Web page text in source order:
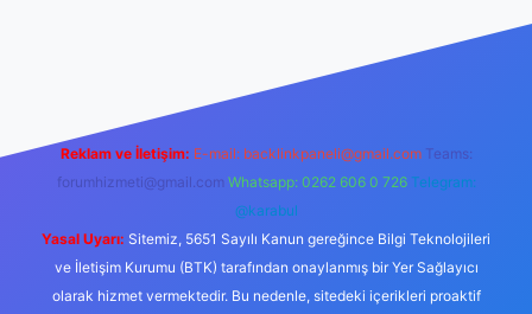
Reklam ve İletişim: E-mail: backlinkpaneli@gmail.com Teams:
forumhizmeti@gmail.com Whatsapp: 0262 606 0 726 Telegram:
@karabul
Yasal Uyarı: Sitemiz, 5651 Sayılı Kanun gereğince Bilgi Teknolojileri
ve İletişim Kurumu (BTK) tarafından onaylanmış bir Yer Sağlayıcı
olarak hizmet vermektedir. Bu nedenle, sitedeki içerikleri proaktif